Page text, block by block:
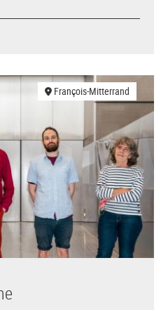
François-Mitterrand